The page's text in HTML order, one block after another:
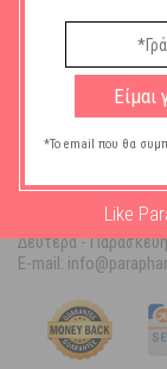
ΠΛΗΡΟΦΟΡΊΕΣ
Ο
ΠΛΗΡΟΦΟΡΙΕΣ
Parapharmacie.gr
Τηλ. Επικοινωνίας:
Δευτέρα -
E-mail:
Είμαι
*Το email που θα
Like